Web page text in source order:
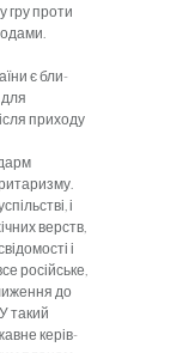
гру проти
є бли­
для
приходу
і
верств,
і
російське,
до
такий
керів­